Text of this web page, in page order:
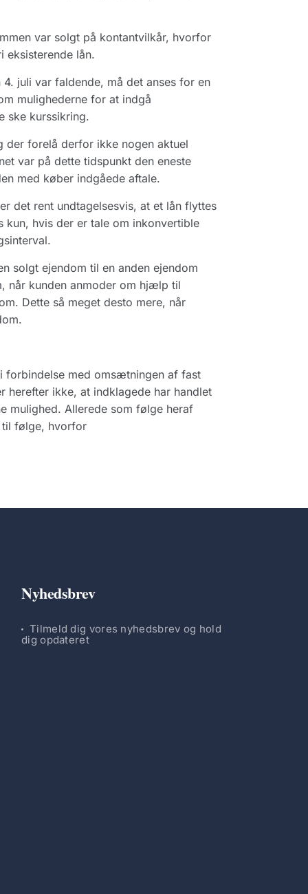
var solgt på kontantvilkår, hvorfor
lån.
juli var faldende, må det anses for en
mulighederne for at indgå
ske kurssikring.
der forelå derfor ikke nogen aktuel
var på dette tidspunkt den eneste
med køber indgåede aftale.
det rent undtagelsesvis, at et lån flyttes
hvis der er tale om inkonvertible
solgt ejendom til en anden ejendom
når kunden anmoder om hjælp til
Dette så meget desto mere, når
forbindelse med omsætningen af fast
ikke, at indklagede har handlet
mulighed. Allerede som følge heraf
følge, hvorfor
Nyhedsbrev
Tilmeld dig vores nyhedsbrev og hold
dig opdateret